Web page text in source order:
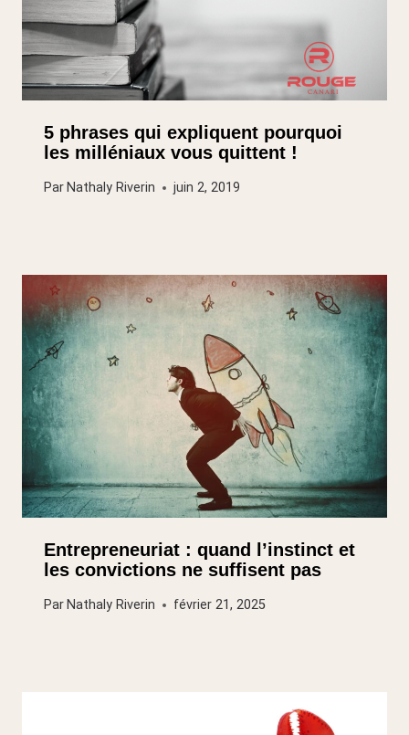
5 phrases qui expliquent pourquoi
les milléniaux vous quittent !
Par Nathaly Riverin juin 2, 2019
Entrepreneuriat : quand l’instinct et
les convictions ne suffisent pas
Par Nathaly Riverin février 21, 2025